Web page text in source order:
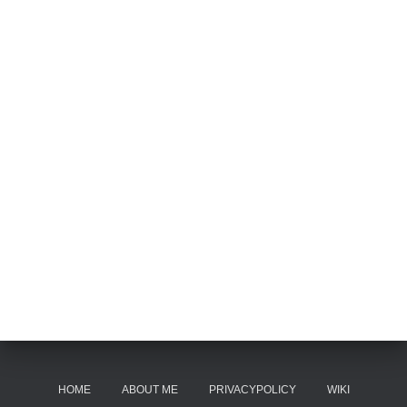
HOME ABOUT ME PRIVACYPOLICY WIKI